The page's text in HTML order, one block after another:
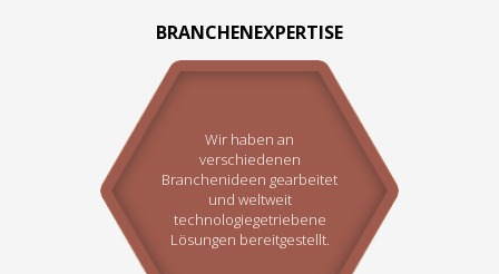
BRANCHENEXPERTISE
Wir haben an
verschiedenen
Branchenideen gearbeitet
und weltweit
technologiegetriebene
Lösungen bereitgestellt.